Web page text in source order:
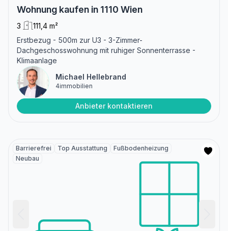
Wohnung kaufen in 1110 Wien
3
111,4 m²
Erstbezug - 500m zur U3 - 3-Zimmer-
Dachgeschosswohnung mit ruhiger Sonnenterrasse -
Klimaanlage
Michael Hellebrand
4immobilien
Anbieter kontaktieren
Barrierefrei Top Ausstattung
Fußbodenheizung
Neubau